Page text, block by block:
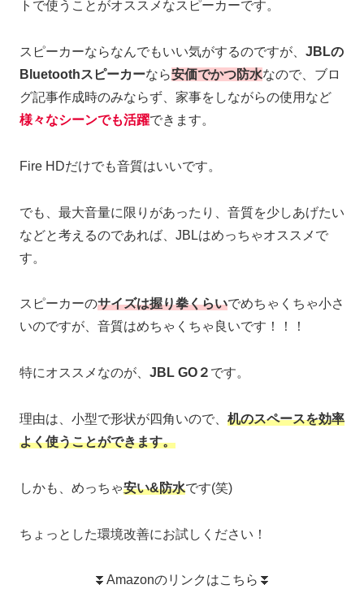
トで使うことがオススメなスピーカーです。
スピーカーならなんでもいい気がするのですが、 JBLの
Bluetoothスピーカーなら安価でかつ防水なので、ブロ
グ記事作成時のみならず、家事をしながらの使用など
様々なシーンでも活躍できます。
Fire HDだけでも音質はいいです。
でも、最大音量に限りがあったり、音質を少しあげたい
などと考えるのであれば、JBLはめっちゃオススメで
す。
スピーカーのサイズは握り拳くらいでめちゃくちゃ小さ
いのですが、音質はめちゃくちゃ良いです！！！
特にオススメなのが、 JBL GO２ です。
理由は、小型で形状が四角いので、 机のスペースを効率
よく使うことができます。
しかも、めっちゃ安い&防水です(笑)
ちょっとした環境改善にお試しください！
⏬Amazonのリンクはこちら⏬